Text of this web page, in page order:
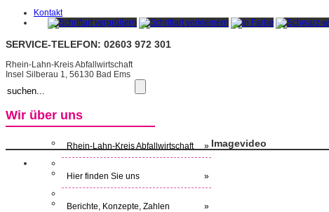
Kontakt
SERVICE-TELEFON: 02603 972 301
Rhein-Lahn-Kreis Abfallwirtschaft
Insel Silberau 1, 56130 Bad Ems
Wir über uns
Rhein-Lahn-Kreis Abfallwirtschaft »
Hier finden Sie uns »
Berichte, Konzepte, Zahlen »
Imagevideo